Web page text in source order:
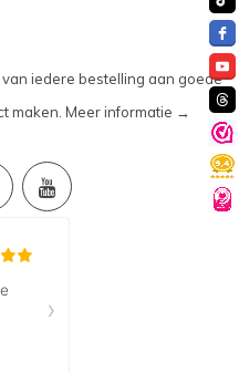
iedere bestelling aan goede
maken. Meer informatie →